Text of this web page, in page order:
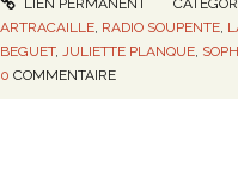
ARTRACAILLE, RADIO SOUPENTE,
BEGUET, JULIETTE PLANQUE,
0 COMMENTAIRE